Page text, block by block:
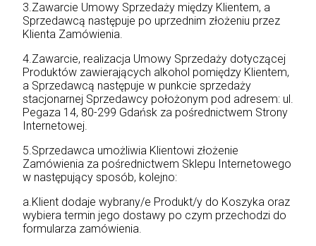
3.Zawarcie Umowy Sprzedaży między Klientem, a
Sprzedawcą następuje po uprzednim złożeniu przez
Klienta Zamówienia.
4.Zawarcie, realizacja Umowy Sprzedaży dotyczącej
Produktów zawierających alkohol pomiędzy Klientem,
a Sprzedawcą następuje w punkcie sprzedaży
stacjonarnej Sprzedawcy położonym pod adresem: ul.
Pegaza 14, 80-299 Gdańsk za pośrednictwem Strony
Internetowej.
5.Sprzedawca umożliwia Klientowi złożenie
Zamówienia za pośrednictwem Sklepu Internetowego
w następujący sposób, kolejno:
a.Klient dodaje wybrany/e Produkt/y do Koszyka oraz
wybiera termin jego dostawy po czym przechodzi do
formularza zamówienia.